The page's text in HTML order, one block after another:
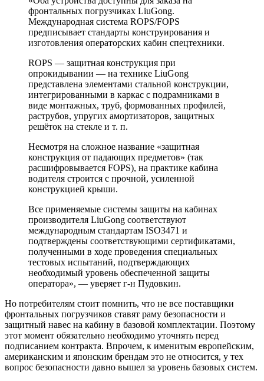
фронтальных погрузчиках LiuGong.
Международная система ROPS/FOPS
предписывает стандарты конструирования и
изготовления операторских кабин спецтехники.
ROPS — защитная конструкция при
опрокидывании — на технике LiuGong
представлена элементами стальной конструкции,
интегрированными в каркас с подрамниками в
виде монтажных, труб, формованных профилей,
раструбов, упругих амортизаторов, защитных
решёток на стекле и т. п.
Несмотря на сложное название «защитная
конструкция от падающих предметов» (так
расшифровывается FOPS), на практике кабина
водителя строится с прочной, усиленной
конструкцией крыши.
Все применяемые системы защиты на кабинах
производителя LiuGong соответствуют
международным стандартам ISO3471 и
подтверждены соответствующими сертификатами,
полученными в ходе проведения специальных
тестовых испытаний, подтверждающих
необходимый уровень обеспеченной защиты
оператора», — уверяет г-н Пудовкин.
Но потребителям стоит помнить, что не все поставщики
фронтальных погрузчиков ставят раму безопасности и
защитный навес на кабину в базовой комплектации. Поэтому
этот момент обязательно необходимо уточнять перед
подписанием контракта. Впрочем, к именитым европейским,
американским и японским брендам это не относится, у тех
вопрос безопасности давно вышел за уровень базовых систем.